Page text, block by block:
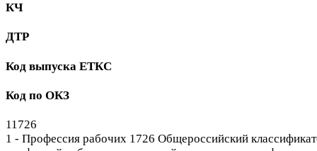
КЧ
ДТР
Код выпуска ЕТКС
Код по ОКЗ
11726
1 - Профессия рабочих 1726 Общероссийский